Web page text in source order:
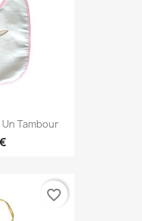
Un Tambour
favorite_border